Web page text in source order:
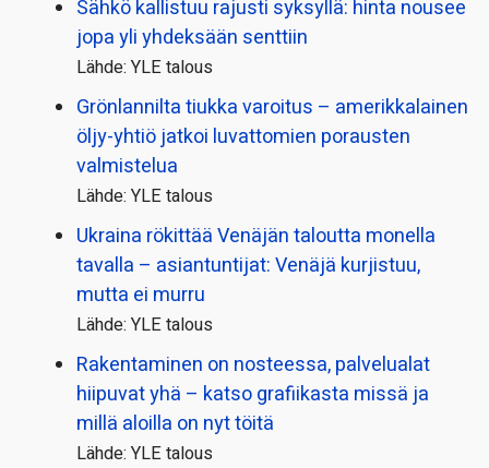
Sähkö kallistuu rajusti syksyllä: hinta nousee
jopa yli yhdeksään senttiin
Lähde: YLE talous
Grönlannilta tiukka varoitus – amerikkalainen
öljy-yhtiö jatkoi luvattomien porausten
valmistelua
Lähde: YLE talous
Ukraina rökittää Venäjän taloutta monella
tavalla – asiantuntijat: Venäjä kurjistuu,
mutta ei murru
Lähde: YLE talous
Rakentaminen on nosteessa, palvelualat
hiipuvat yhä – katso grafiikasta missä ja
millä aloilla on nyt töitä
Lähde: YLE talous